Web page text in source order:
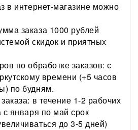
в интернет-магазине можно
заказа 1000 рублей
скидок и приятных
по обработке заказов: с
времени (+5 часов
по будням.
в течение 1-2 рабочих
с января по май срок
до 3-5 дней)